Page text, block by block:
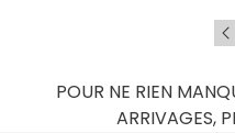
POUR NE RIEN
ARRIVAGES,